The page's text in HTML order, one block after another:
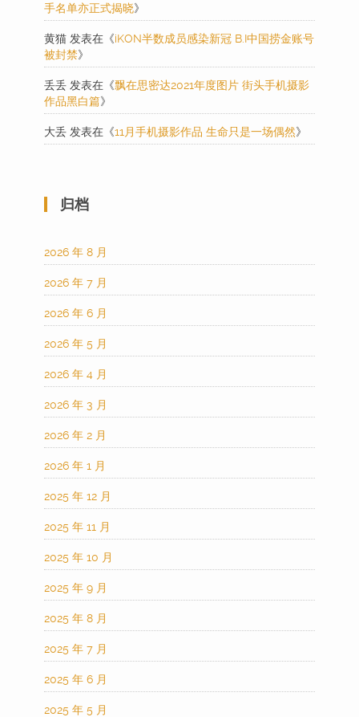
手名单亦正式揭晓》
黄猫 发表在《iKON半数成员感染新冠 B.I中国捞金账号
被封禁》
丢丢 发表在《飘在思密达2021年度图片 街头手机摄影
作品黑白篇》
大丢 发表在《11月手机摄影作品 生命只是一场偶然》
归档
2026 年 8 月
2026 年 7 月
2026 年 6 月
2026 年 5 月
2026 年 4 月
2026 年 3 月
2026 年 2 月
2026 年 1 月
2025 年 12 月
2025 年 11 月
2025 年 10 月
2025 年 9 月
2025 年 8 月
2025 年 7 月
2025 年 6 月
2025 年 5 月